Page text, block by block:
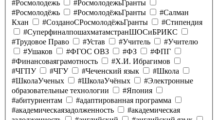
#Росмолодежь
#РосмолодежьГранты
#Росмолодёжь
#РосмолодёжьГранты
#Салман
Кхан
#СозданоСРосмолодёжьГранты
#Стипендия
#СуперфиналпошахматамстранШОСиБРИКС
#Трудовое Право
#Устав #Учитель
#Учителю
#Ушаков
#ФГОС ОВЗ #ФЗ
#ФПГ
#Финансоваяграмотность
#Х.И. Ибрагимов
#ЧГПУ
#ЧГУ #Чеченский язык
#Школа
#ШколаУченых
#ШколаУчёных
#Электронные
образовательные технологии
#Япония
#абитуриентам
#адаптированная программа
#академическаязадолженность
#академическая